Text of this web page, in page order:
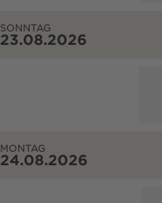
SONNTAG
23.08.2026
MONTAG
24.08.2026